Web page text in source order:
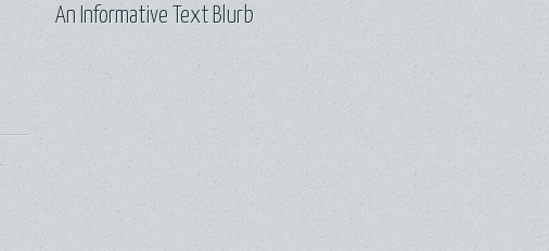
An Informative Text Blurb